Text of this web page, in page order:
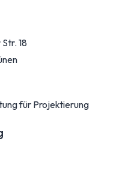
18
für Projektierung